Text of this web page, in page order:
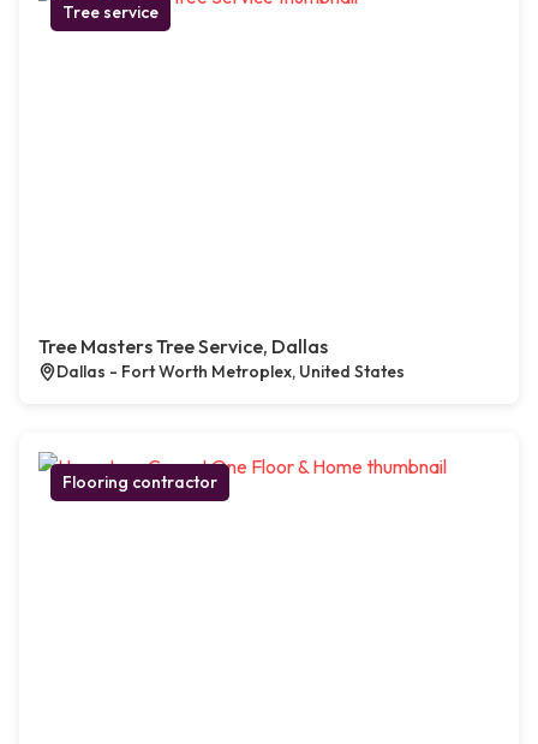
Tree service
Tree Masters Tree Service, Dallas
Dallas - Fort Worth Metroplex, United States
Flooring contractor